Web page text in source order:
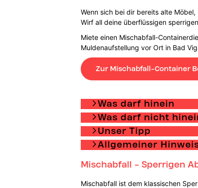
Wenn sich bei dir bereits alte
Wirf all deine überflüssigen
Miete einen Mischabfall-
Muldenaufstellung vor Ort in Bad
Zur Mischabfall-Container
Was darf hinein
Was darf nicht
Unser Tipp
Allgemeiner
Mischabfall - Sperrigen
Mischabfall ist dem klassischen